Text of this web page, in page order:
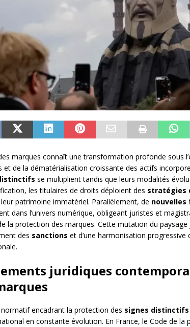
marques connaît une transformation profonde sous
et de la dématérialisation croissante des actifs
se multiplient tandis que leurs modalités
les titulaires de droits déploient des stratégies
patrimoine immatériel. Parallèlement, de nouvelles
dans l’univers numérique, obligeant juristes et
la protection des marques. Cette mutation du paysage
des sanctions et d’une harmonisation progressive
juridiques
encadrant la protection des signes distinctifs
en constante évolution. En France, le Code de la